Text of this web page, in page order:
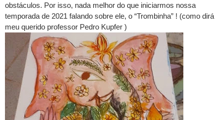
obstáculos. Por isso, nada melhor do que iniciarmos nossa
temporada de 2021 falando sobre ele, o “Trombinha” ! (como dirá
meu querido professor Pedro Kupfer )